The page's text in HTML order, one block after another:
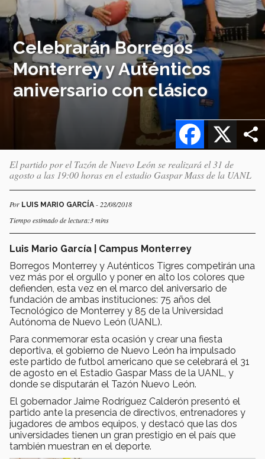
Celebrarán Borregos
Monterrey y Auténticos
aniversario con clásico
X
Facebook
El partido por el Tazón de Nuevo León se realizará el 31 de
agosto a las 19:00 horas en el estadio Gaspar Mass de la UANL
Por LUIS MARIO GARCÍA - 22/08/2018
Tiempo estimado de lectura:3 mins
Luis Mario García | Campus Monterrey
Borregos Monterrey y Auténticos Tigres competirán una
vez más por el orgullo y poner en alto los colores que
defienden, esta vez en el marco del aniversario de
fundación de ambas instituciones: 75 años del
Tecnológico de Monterrey y 85 de la Universidad
Autónoma de Nuevo León (UANL).
Para conmemorar esta ocasión y crear una fiesta
deportiva, el gobierno de Nuevo León ha impulsado
este partido de futbol americano que se celebrará el 31
de agosto en el Estadio Gaspar Mass de la UANL, y
donde se disputarán el Tazón Nuevo León.
El gobernador Jaime Rodríguez Calderón presentó el
partido ante la presencia de directivos, entrenadores y
jugadores de ambos equipos, y destacó que las dos
universidades tienen un gran prestigio en el país que
también muestran en el deporte.